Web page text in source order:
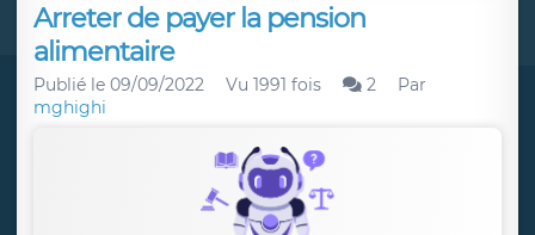
Arreter de payer la pension
alimentaire
Publié le 09/09/2022 Vu 1991 fois 2
Par
mghighi